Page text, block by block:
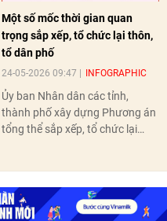
Một số mốc thời gian quan
trọng sắp xếp, tổ chức lại thôn,
tổ dân phố
24-05-2026 09:47 INFOGRAPHIC
Ủy ban Nhân dân các tỉnh,
thành phố xây dựng Phương án
tổng thể sắp xếp, tổ chức lại